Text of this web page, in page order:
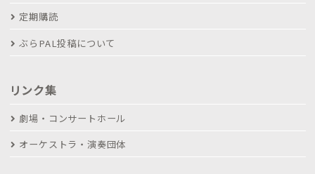
定期購読
ぶらPAL投稿について
リンク集
劇場・コンサートホール
オーケストラ・演奏団体